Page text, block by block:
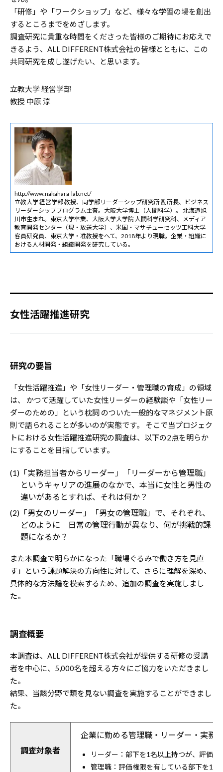
「研修」や「ワークショップ」など、様々な学習の場を創出
するところまでをめざします。
調査研究に貴重な時間をくださった皆様のご期待にお応えで
きるよう、ALL DIFFERENT株式会社の皆様とともに、この
共同研究を成し遂げたい、と思います。
立教大学 経営学部
教授 中原 淳
http://www.nakahara-lab.net/
立教大学 経営学部 教授、同学部リーダーシップ研究所 副所長、ビジネス
リーダーシッププログラム主査。大阪大学博士（人間科学）。 北海道旭
川市生まれ。東京大学卒業、大阪大学大学院 人間科学研究科、メディア
教育開発センター（現・放送大学）、米国・マサチューセッツ工科大学
客員研究員、東京大学・准教授をへて、2018年より現職。企業・組織に
おける人材開発・組織開発を研究している。
女性活躍推進研究
研究の要旨
「女性活躍推進」や「女性リーダー・管理職の育成」の領域
は、 かつて活躍していた女性リーダーの経験談や「女性リー
ダーのための」という枕詞 のついた一般的なマネジメント原
則で語られることが多いのが実態です。 そこで当プロジェク
トにおける女性活躍推進研究の調査は、以下の2点を明らか
にすることを目指しています。
(1)「実務担当者からリーダー」「リーダーから管理職」
というキャリアの進展のなかで、本当に女性と男性の
違いがあるとすれば、それは何か？
(2)「男女のリーダー」「男女の管理職」で、それぞれ、
どのように 日常の管理行動が異なり、何が挑戦的課
題になるか？
また本調査で明らかになった「職場ぐるみで働き方を見直
す」という課題解決の方向性に対して、さらに理解を深め、
具体的な方法論を模索するため、追加の調査を実施しまし
た。
調査概要
本調査は、ALL DIFFERENT株式会社が提供する研修の受講
者を中心に、5,000名を超える方々にご協力をいただきまし
た。
結果、当該分野で類を見ない調査を実施することができまし
た。
調査対象者
企業に勤める管理職・リーダー・実務
リーダー：部下を1名以上持つが、評価
管理職：評価権限を有している部下を1名